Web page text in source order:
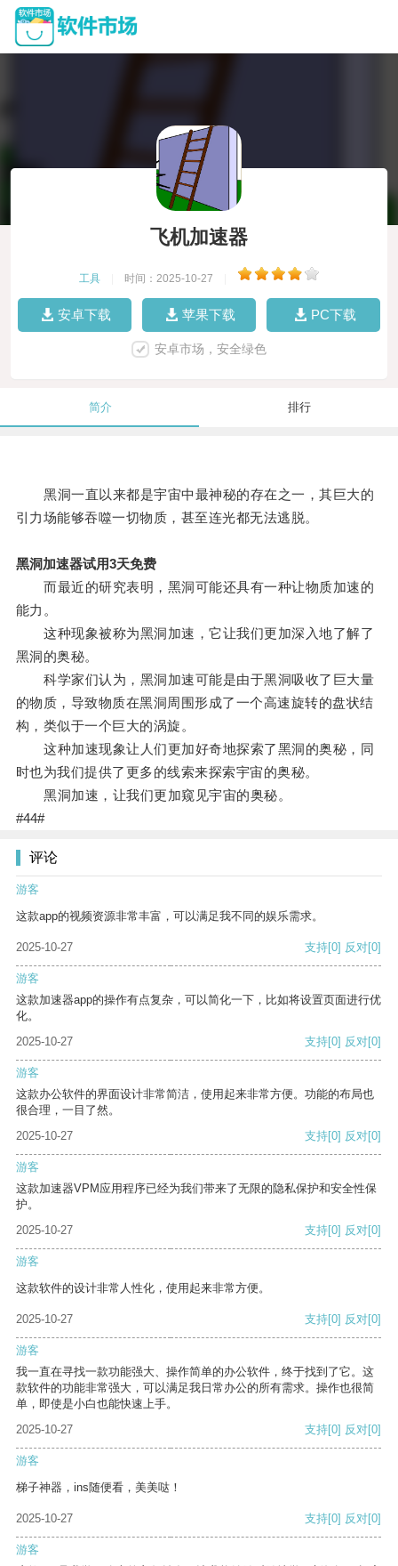
飞机加速器
工具 时间：2025-10-27
安卓下载 苹果下载 PC下载
安卓市场，安全绿色
简介 排行
黑洞一直以来都是宇宙中最神秘的存在之一，其巨大的
引力场能够吞噬一切物质，甚至连光都无法逃脱。
黑洞加速器试用3天免费
而最近的研究表明，黑洞可能还具有一种让物质加速的
能力。
这种现象被称为黑洞加速，它让我们更加深入地了解了
黑洞的奥秘。
科学家们认为，黑洞加速可能是由于黑洞吸收了巨大量
的物质，导致物质在黑洞周围形成了一个高速旋转的盘状结
构，类似于一个巨大的涡旋。
这种加速现象让人们更加好奇地探索了黑洞的奥秘，同
时也为我们提供了更多的线索来探索宇宙的奥秘。
黑洞加速，让我们更加窥见宇宙的奥秘。
#44#
评论
游客
这款app的视频资源非常丰富，可以满足我不同的娱乐需求。
2025-10-27 支持[0] 反对[0]
游客
这款加速器app的操作有点复杂，可以简化一下，比如将设置页面进行优
化。
2025-10-27
支持[0] 反对[0]
游客
这款办公软件的界面设计非常简洁，使用起来非常方便。功能的布局也
很合理，一目了然。
2025-10-27
支持[0] 反对[0]
游客
这款加速器VPM应用程序已经为我们带来了无限的隐私保护和安全性保
护。
2025-10-27
支持[0] 反对[0]
游客
这款软件的设计非常人性化，使用起来非常方便。
2025-10-27 支持[0] 反对[0]
游客
我一直在寻找一款功能强大、操作简单的办公软件，终于找到了它。这
款软件的功能非常强大，可以满足我日常办公的所有需求。操作也很简
单，即使是小白也能快速上手。
2025-10-27
支持[0] 反对[0]
游客
梯子神器，ins随便看，美美哒！
2025-10-27 支持[0] 反对[0]
游客